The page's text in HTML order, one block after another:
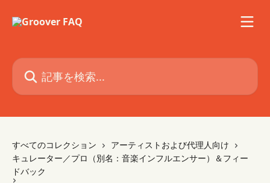
記事を検索...
すべてのコレクション
アーティストおよび代理人向け
キュレーター／プロ（別名：音楽インフルエンサー）＆フィー
ドバック